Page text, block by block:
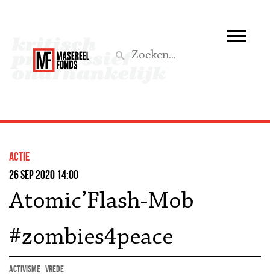
Wat we doen
Aktief
actie
26 sep 2020 14:00
Atomic’Flash-Mob
#zombies4peace
activisme vrede